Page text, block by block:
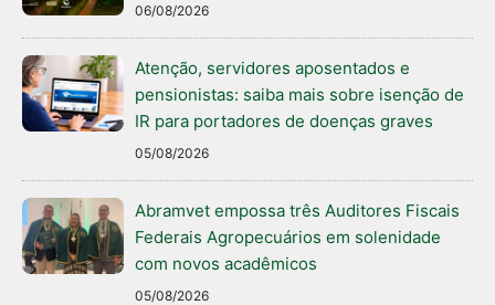
06/08/2026
Atenção, servidores aposentados e
pensionistas: saiba mais sobre isenção de
IR para portadores de doenças graves
05/08/2026
Abramvet empossa três Auditores Fiscais
Federais Agropecuários em solenidade
com novos acadêmicos
05/08/2026